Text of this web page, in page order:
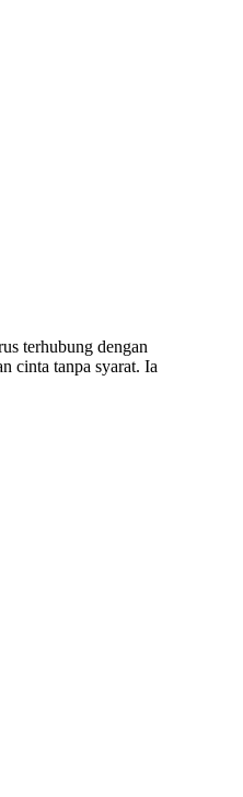
terhubung dengan
cinta tanpa syarat. Ia